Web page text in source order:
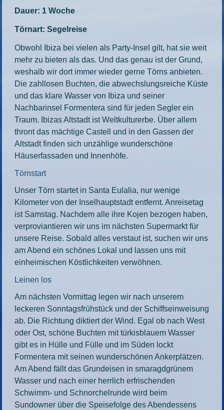
Dauer: 1 Woche
Törnart: Segelreise
Obwohl Ibiza bei vielen als Party-Insel gilt, hat sie weit
mehr zu bieten als das. Und das genau ist der Grund,
weshalb wir dort immer wieder gerne Törns anbieten.
Die zahllosen Buchten, die abwechslungsreiche Küste
und das klare Wasser von Ibiza und seiner
Nachbarinsel Formentera sind für jeden Segler ein
Traum. Ibizas Altstadt ist Weltkulturerbe. Über allem
thront das mächtige Castell und in den Gassen der
Altstadt finden sich unzählige wunderschöne
Häuserfassaden und Innenhöfe.
Törnstart
Unser Törn startet in Santa Eulalia, nur wenige
Kilometer von der Inselhauptstadt entfernt. Anreisetag
ist Samstag. Nachdem alle ihre Kojen bezogen haben,
verproviantieren wir uns im nächsten Supermarkt für
unsere Reise. Sobald alles verstaut ist, suchen wir uns
am Abend ein schönes Lokal und lassen uns mit
einheimischen Köstlichkeiten verwöhnen.
Leinen los
Am nächsten Vormittag legen wir nach unserem
leckeren Sonntagsfrühstück und der Schiffseinweisung
ab. Die Richtung diktiert der Wind. Egal ob nach West
oder Ost, schöne Buchten mit türkisblauem Wasser
gibt es in Hülle und Fülle und im Süden lockt
Formentera mit seinen wunderschönen Ankerplätzen.
Am Abend fällt das Grundeisen in smaragdgrünem
Wasser und nach einer herrlich erfrischenden
Schwimm- und Schnorchelrunde wird beim
Sundowner über die Speisefolge des Abendessens